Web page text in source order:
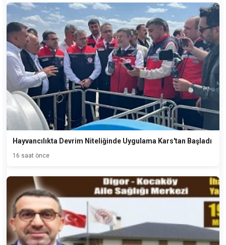
Hayvancılıkta Devrim Niteliğinde Uygulama Kars'tan Başladı
16 saat önce